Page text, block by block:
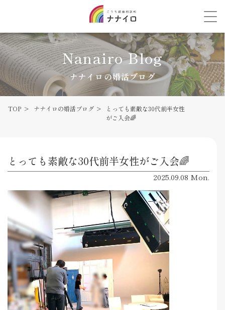
Nanairo Blog
ナナイロの婚活ブログ
TOP ナナイロの婚活ブログ
とっても素敵な30代前半女性
がご入会🌈
とっても素敵な30代前半女性がご入会🌈
2025.09.08 Mon.